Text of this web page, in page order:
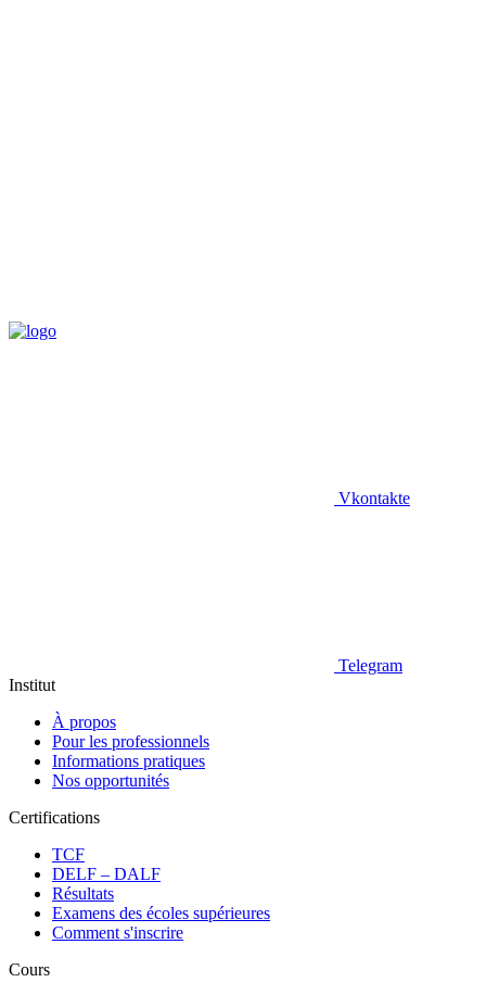
Vkontakte
Telegram
Institut
À propos
Pour les professionnels
Informations pratiques
Nos opportunités
Certifications
TCF
DELF – DALF
Résultats
Examens des écoles supérieures
Comment s'inscrire
Cours